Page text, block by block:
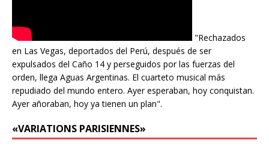
"Rechazados
en Las Vegas, deportados del Perú, después de ser
expulsados del Caño 14 y perseguidos por las fuerzas del
orden, llega Aguas Argentinas. El cuarteto musical más
repudiado del mundo entero. Ayer esperaban, hoy conquistan.
Ayer añoraban, hoy ya tienen un plan".
«VARIATIONS PARISIENNES»